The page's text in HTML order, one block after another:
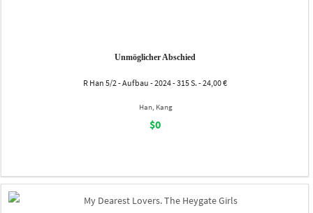
Unmöglicher Abschied
R Han 5/2 - Aufbau - 2024 - 315 S. - 24,00 €
Han, Kang
$0